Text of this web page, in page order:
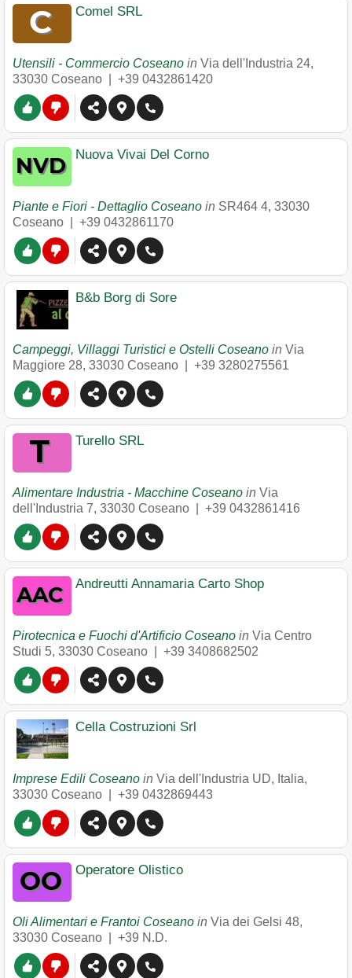
Comel SRL
Utensili - Commercio Coseano in Via dell'Industria 24,
33030 Coseano +39 0432861420
Nuova Vivai Del Corno
Piante e Fiori - Dettaglio Coseano in SR464 4, 33030
Coseano
+39 0432861170
B&b Borg di Sore
Campeggi, Villaggi Turistici e Ostelli Coseano in Via
Maggiore 28, 33030 Coseano +39 3280275561
Turello SRL
Alimentare Industria - Macchine Coseano in Via
dell'Industria 7, 33030 Coseano +39 0432861416
Andreutti Annamaria Carto Shop
Pirotecnica e Fuochi d'Artificio Coseano in Via Centro
Studi 5, 33030 Coseano +39 3408682502
Cella Costruzioni Srl
Imprese Edili Coseano in Via dell'Industria UD, Italia,
33030 Coseano +39 0432869443
Operatore Olistico
Oli Alimentari e Frantoi Coseano in Via dei Gelsi 48,
33030 Coseano +39 N.D.